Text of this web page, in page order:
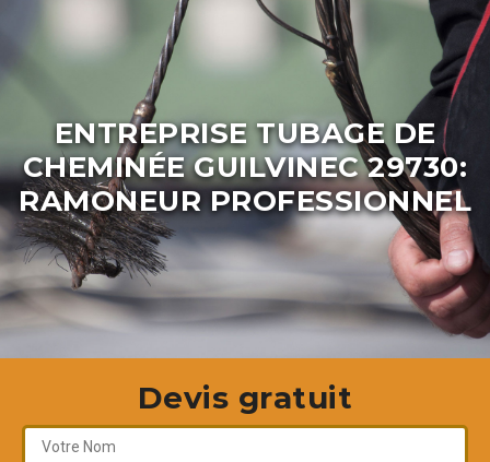
ENTREPRISE TUBAGE DE
CHEMINÉE GUILVINEC 29730:
RAMONEUR PROFESSIONNEL
Devis gratuit